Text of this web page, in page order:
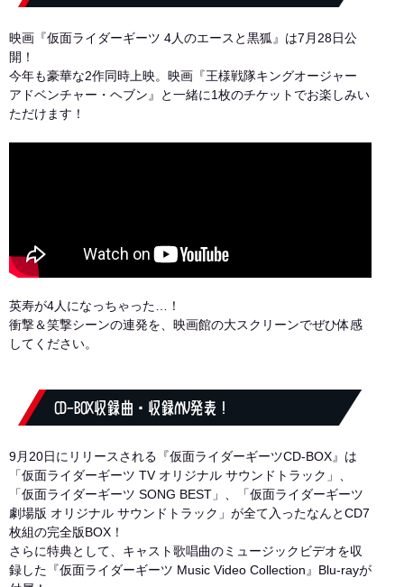
映画『仮面ライダーギーツ 4人のエースと黒狐』は7月28日公
開！
今年も豪華な2作同時上映。映画『王様戦隊キングオージャー
アドベンチャー・ヘブン』と一緒に1枚のチケットでお楽しみい
ただけます！
英寿が4人になっちゃった…！
衝撃＆笑撃シーンの連発を、映画館の大スクリーンでぜひ体感
してください。
CD-BOX収録曲・収録MV発表！
9月20日にリリースされる『仮面ライダーギーツCD-BOX』は
「仮面ライダーギーツ TV オリジナル サウンドトラック」、
「仮面ライダーギーツ SONG BEST」、「仮面ライダーギーツ
劇場版 オリジナル サウンドトラック」が全て入ったなんとCD7
枚組の完全版BOX！
さらに特典として、キャスト歌唱曲のミュージックビデオを収
録した『仮面ライダーギーツ Music Video Collection』Blu-rayが